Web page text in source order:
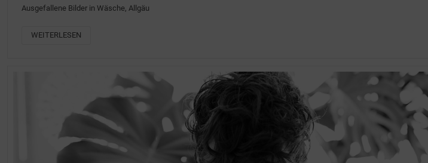
Ausgefallene Bilder in Wäsche, Allgäu
WEITERLESEN